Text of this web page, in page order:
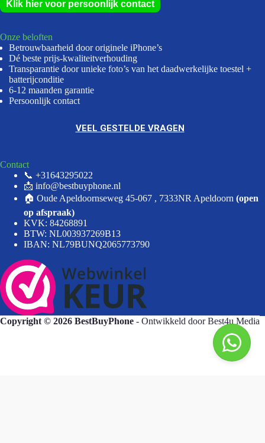
Klik hier voor persoonlijk contact
Onze beloften
Betrouwbaarheid door originele iPhone’s
Dé beste prijs-kwaliteitverhouding
Transparantie door unieke foto’s van het daadwerkelijke toestel +
batterijconditie
6-12 maanden garantie
Persoonlijk contact
VEEL GESTELDE VRAGEN
Contact
📞 +31643295022
📩 info@bestbuyphone.nl
🏠 Oude Apeldoornseweg 45-067 , 7333NR Apeldoorn (open
op afspraak)
KVK: 84268891
BTW: NL003937269B13
IBAN: NL79BUNQ2065773790
Copyright © 2026 BestBuyPhone - Ontwikkeld doorBest4u Media